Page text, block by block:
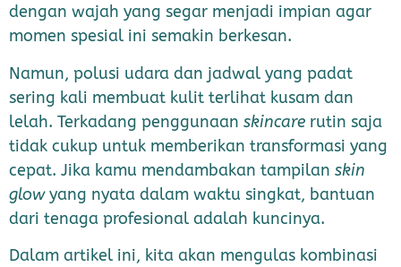
dengan wajah yang segar menjadi impian agar
momen spesial ini semakin berkesan.
Namun, polusi udara dan jadwal yang padat
sering kali membuat kulit terlihat kusam dan
lelah. Terkadang penggunaan skincare rutin saja
tidak cukup untuk memberikan transformasi yang
cepat. Jika kamu mendambakan tampilan skin
glowyang nyata dalam waktu singkat, bantuan
dari tenaga profesional adalah kuncinya.
Dalam artikel ini, kita akan mengulas kombinasi